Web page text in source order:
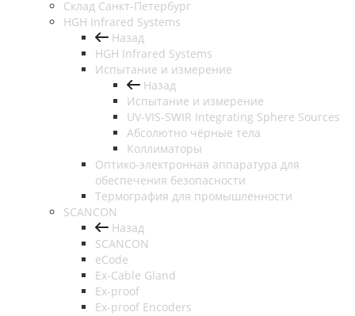
Cклад Санкт-Петербург
HGH Infrared Systems
Назад
HGH Infrared Systems
Испытание и измерение
Назад
Испытание и измерение
UV-VIS-SWIR Integrating Sphere Sources
Абсолютно чёрные тела
Коллиматоры
Оптико-электронная аппаратура для
обеспечения безопасности
Термография для промышленности
SCANCON
Назад
SCANCON
eCode
Ex-Cable Gland
Ex-proof
Ex-proof Encoders